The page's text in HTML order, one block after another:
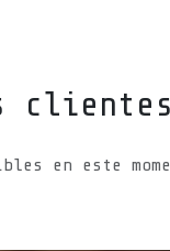
clientes
en este